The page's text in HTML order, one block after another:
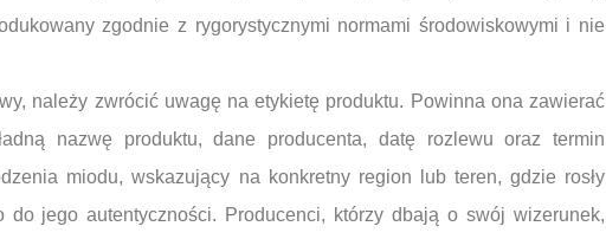
zgodnie z rygorystycznymi normami środowiskowymi i nie
należy zwrócić uwagę na etykietę produktu. Powinna ona zawierać
nazwę produktu, dane producenta, datę rozlewu oraz termin
miodu, wskazujący na konkretny region lub teren, gdzie rosły
jego autentyczności. Producenci, którzy dbają o swój wizerunek,